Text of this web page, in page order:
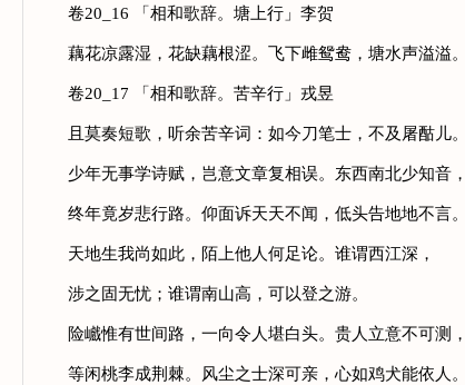
卷20_16 「相和歌辞。塘上行」李贺
藕花凉露湿，花缺藕根涩。飞下雌鸳鸯，塘水声溢溢。
卷20_17 「相和歌辞。苦辛行」戎昱
且莫奏短歌，听余苦辛词：如今刀笔士，不及屠酤儿。
少年无事学诗赋，岂意文章复相误。东西南北少知音，
终年竟岁悲行路。仰面诉天天不闻，低头告地地不言。
天地生我尚如此，陌上他人何足论。谁谓西江深，
涉之固无忧；谁谓南山高，可以登之游。
险巇惟有世间路，一向令人堪白头。贵人立意不可测，
等闲桃李成荆棘。风尘之士深可亲，心如鸡犬能依人。